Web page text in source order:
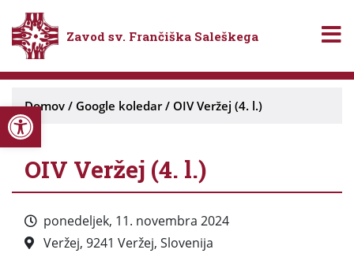
Open toolbar
Zavod sv. Frančiška Saleškega
Domov / Google koledar/ OIV Veržej (4. l.)
OIV Veržej (4. l.)
ponedeljek, 11. novembra 2024
Veržej, 9241 Veržej, Slovenija